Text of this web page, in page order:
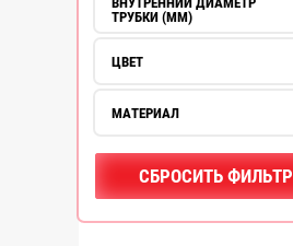
ТРУБКИ (ММ)
ЦВЕТ
МАТЕРИАЛ
СБРОСИТЬ ФИЛЬТР